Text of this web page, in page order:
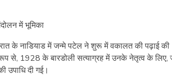
में भूमिका
के नाडियाड में जन्मे पटेल ने शुरू में वकालत की पढ़ाई
से, 1928 के बारडोली सत्याग्रह में उनके नेतृत्व के लिए,
उपाधि दी गई।